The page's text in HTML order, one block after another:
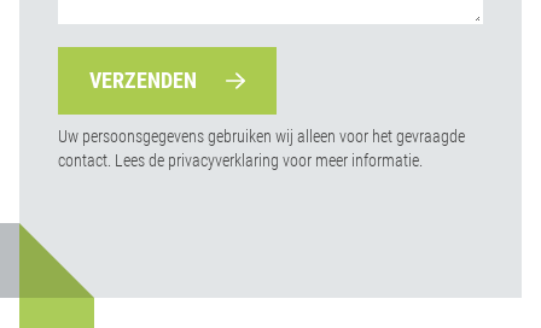
VERZENDEN
Uw persoonsgegevens gebruiken wij alleen voor het gevraagde
contact. Lees de privacyverklaring voor meer informatie.